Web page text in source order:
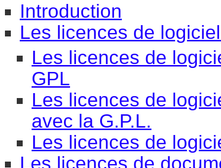
Introduction
Les licences de
Les licences de
GPL
Les licences de
avec la G.P.L.
Les licences de
Les licences de